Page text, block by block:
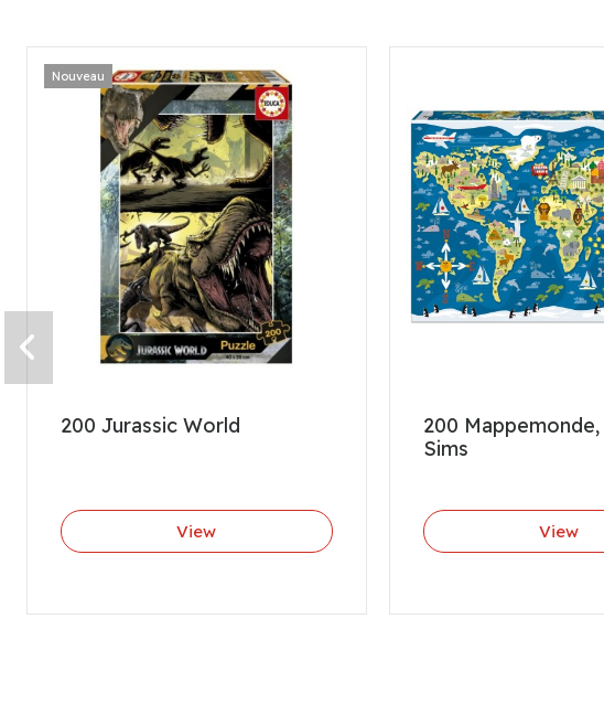
Nouveau
200 Jurassic World
View
200 Mappemonde,
Sims
View